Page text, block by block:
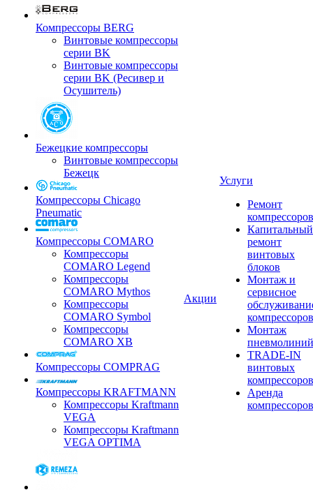
Компрессоры BERG
Винтовые компрессоры
серии BK
Винтовые компрессоры
серии BK (Ресивер и
Осушитель)
Бежецкие компрессоры
Винтовые компрессоры
Бежецк
Компрессоры Chicago
Pneumatic
Компрессоры COMARO
Компрессоры
COMARO Legend
Компрессоры
COMARO Mythos
Компрессоры
COMARO Symbol
Компрессоры
COMARO XB
Компрессоры COMPRAG
Компрессоры KRAFTMANN
Компрессоры Kraftmann
VEGA
Компрессоры Kraftmann
VEGA OPTIMA
Акции
Услуги
Ремонт
компрессоров
Капитальный
ремонт
винтовых
блоков
Монтаж и
сервисное
компрессоров
Монтаж
пневмолиний
TRADE-IN
винтовых
компрессоров
Аренда
компрессоров